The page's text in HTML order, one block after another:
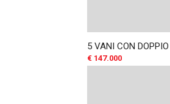
5 VANI CON
€ 147.000